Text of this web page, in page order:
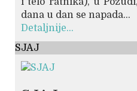
dana u dan se napada...
Detaljnije...
SJAJ